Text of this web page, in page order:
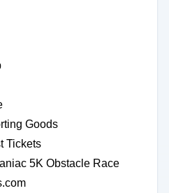
Goods
Tickets
5K Obstacle Race